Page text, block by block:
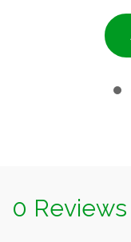
0 Reviews